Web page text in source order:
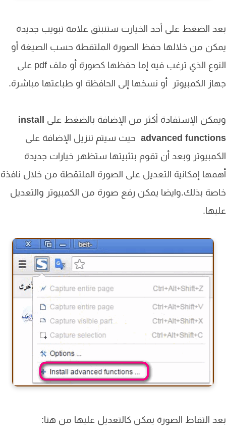
الضغط على أحد الخيارت ستنبثق علامة تبويب جديدة
من خلالها حفظ الصورة الملتقطة حسب الصيغة أو
النوع الذي ترغب فيه إما حفظها كصورة أو ملف pdf على
الكمبيوتر أو نسخها إلى الحافظة او طباعتها مباشرة.
الإستفادة أكثر من الإضافة بالضغط علىinstall
advancedحيث سيتم تنزيل الإضافة على
وبعد أن تقوم بتثبيتها ستظهر خيارات جديدة
إمكانية التعديل على الصورة الملتقطة من خلال نافذة
بذلك.وايضا يمكن رفع صورة من الكمبيوتر والتعديل
التقاط الصورة يمكن كالتعديل عليها من هنا: